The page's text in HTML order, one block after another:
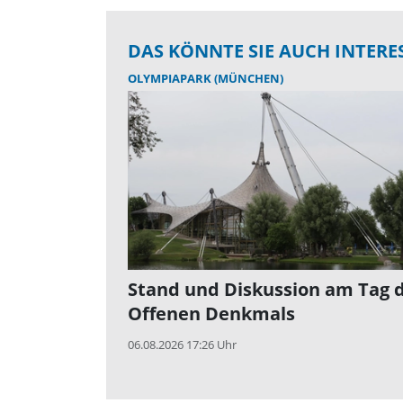
DAS KÖNNTE SIE AUCH
OLYMPIAPARK (MÜNCHEN)
Stand und Diskussion am Tag
Offenen Denkmals
06.08.2026 17:26 Uhr